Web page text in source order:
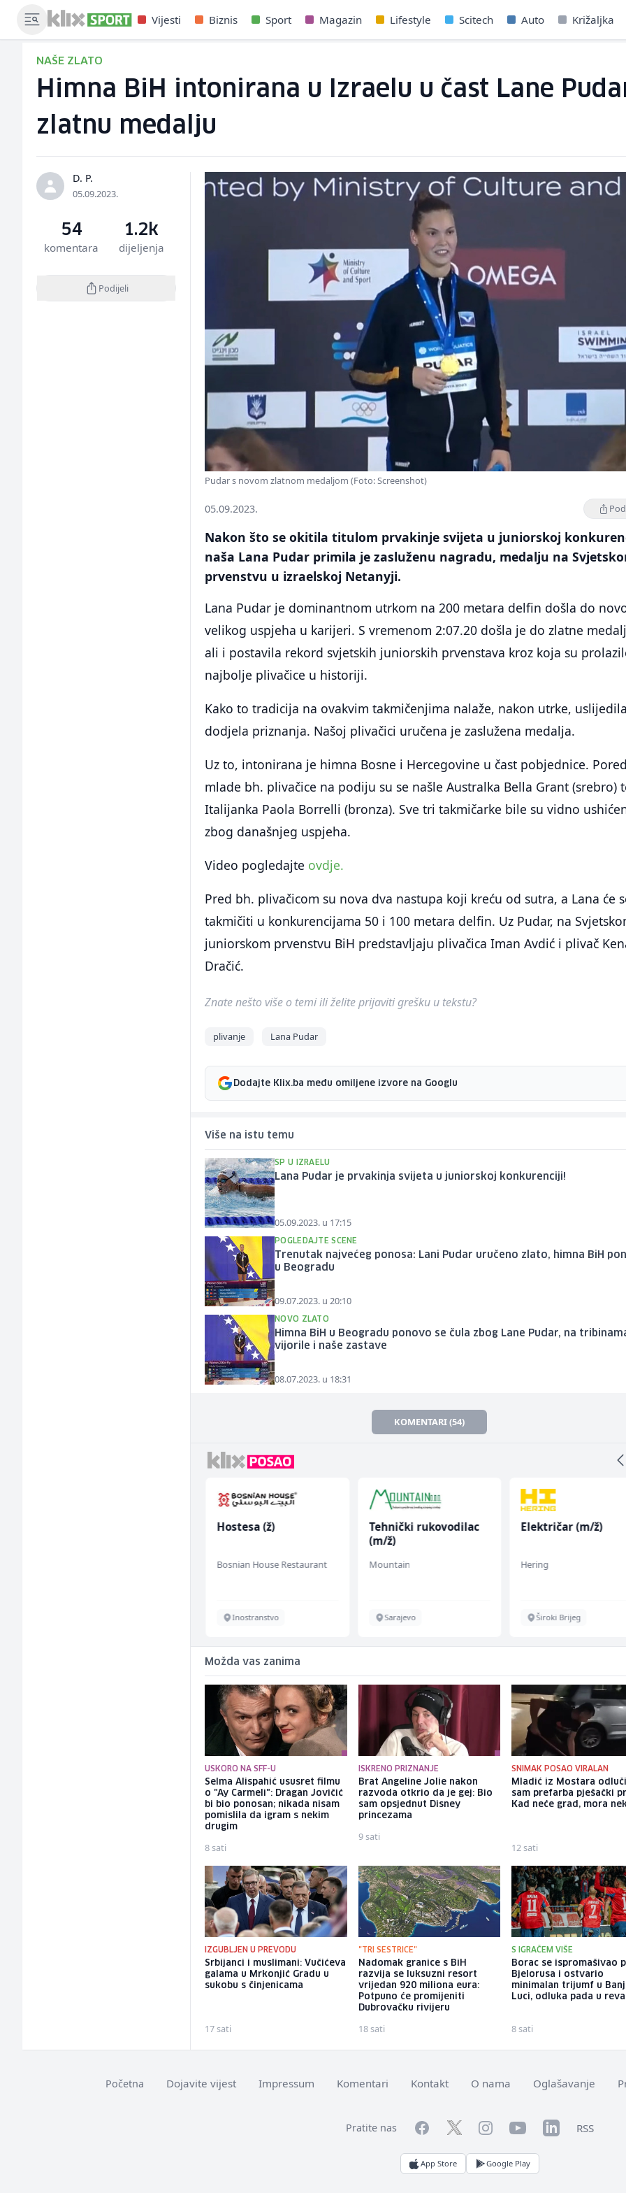
Vijesti Biznis Sport Magazin Lifestyle Scitech Auto Križaljka
NAŠE ZLATO
Himna BiH intonirana u Izraelu u čast Lane
zlatnu medalju
D. P.
05.09.2023.
54
komentara
1.2k
dijeljenja
Podijeli
Pudar s novom zlatnom medaljom (Foto: Screenshot)
05.09.2023.
Nakon što se okitila titulom prvakinje svijeta u juniorskoj
naša Lana Pudar primila je zasluženu nagradu, medalju na
prvenstvu u izraelskoj Netanyji.
Lana Pudar je dominantnom utrkom na 200 metara delfin došla do
velikog uspjeha u karijeri. S vremenom 2:07.20 došla je do zlatne
ali i postavila rekord svjetskih juniorskih prvenstava kroz koja su
najbolje plivačice u historiji.
Kako to tradicija na ovakvim takmičenjima nalaže, nakon utrke,
dodjela priznanja. Našoj plivačici uručena je zaslužena medalja.
Uz to, intonirana je himna Bosne i Hercegovine u čast pobjednice.
mlade bh. plivačice na podiju su se našle Australka Bella Grant (srebro)
Italijanka Paola Borrelli (bronza). Sve tri takmičarke bile su vidno
zbog današnjeg uspjeha.
Video pogledajte ovdje.
Pred bh. plivačicom su nova dva nastupa koji kreću od sutra, a Lana će
takmičiti u konkurencijama 50 i 100 metara delfin. Uz Pudar, na
juniorskom prvenstvu BiH predstavljaju plivačica Iman Avdić i plivač
Dračić.
Znate nešto više o temi ili želite prijaviti grešku u tekstu?
plivanje Lana Pudar
Dodajte Klix.ba među omiljene izvore na Googlu
Više na istu temu
SP U IZRAELU
Lana Pudar je prvakinja svijeta u juniorskoj konkurenciji!
05.09.2023. u 17:15
POGLEDAJTE SCENE
Trenutak najvećeg ponosa: Lani Pudar uručeno zlato, himna BiH
u Beogradu
09.07.2023. u 20:10
NOVO ZLATO
Himna BiH u Beogradu ponovo se čula zbog Lane Pudar, na
vijorile i naše zastave
08.07.2023. u 18:31
KOMENTARI (54)
Hostesa (ž)
Bosnian House Restaurant
Inostranstvo
Tehnički rukovodilac
(m/ž)
Mountain
Sarajevo
Električar (m/ž)
Hering
Široki Brijeg
Možda vas zanima
USKORO NA SFF-U
Selma Alispahić ususret filmu
o "Ay Carmeli": Dragan Jovičić
bi bio ponosan; nikada nisam
pomislila da igram s nekim
drugim
8 sati
ISKRENO PRIZNANJE
Brat Angeline Jolie nakon
razvoda otkrio da je gej: Bio
sam opsjednut Disney
princezama
9 sati
SNIMAK POSAO VIRALAN
Mladić iz Mostara
sam prefarba pješački
Kad neće grad, mora
12 sati
IZGUBLJEN U PREVODU
Srbijanci i muslimani: Vučićeva
galama u Mrkonjić Gradu u
sukobu s činjenicama
17 sati
"TRI SESTRICE"
Nadomak granice s BiH
razvija se luksuzni resort
vrijedan 920 miliona eura:
Potpuno će promijeniti
Dubrovačku rivijeru
18 sati
S IGRAČEM VIŠE
Borac se ispromašivao
Bjelorusa i ostvario
minimalan trijumf u
Luci, odluka pada u
8 sati
Početna Dojavite vijest Impressum Komentari Kontakt O nama Oglašavanje
Pratite nas FacebookTwitterInstagramYouTubeLinkedInRSS
App Store Google Play